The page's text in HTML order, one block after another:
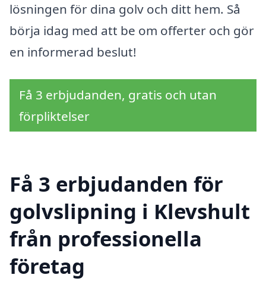
lösningen för dina golv och ditt hem. Så
börja idag med att be om offerter och gör
en informerad beslut!
Få 3 erbjudanden, gratis och utan
förpliktelser
Få 3 erbjudanden för
golvslipning i Klevshult
från professionella
företag